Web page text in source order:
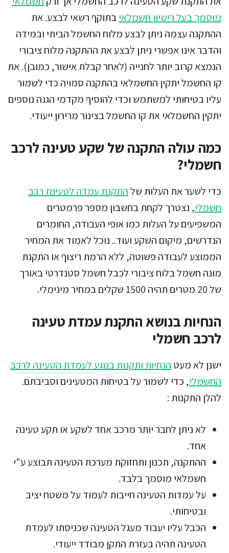
מוסמך בעל רישיון חשמלאיבתוקף רשאי לבצע. את
ההתקנה עצמה ניתן לבצע מלוח החשמל הביתי ובמידה
והדבר אינו אפשרי ניתן לבצע את ההתקנה מלוח ציבורי
הנמצא קרוב יותר לחנייה (לאחר קבלת אישור, כמובן). את
קו החשמל יתקין החשמלאי בהתקנה סמויה כדי לשמור
עליו בטיחותי למשתמש וכדי להוסיף מקדמי הגנה נוספים
יתקין החשמלאי את קו החשמל בצינור מרירון ייעודי.
כמה עולה התקנה של שקע טעינה לרכב
חשמלי?
כדי לשער את העלות שלהתקנת עמדה לטעינת רכב
חשמלי, נצטרך לקחת בחשבון מספר פרמטרים
המשפיעים על העלות כמו אופי העבודה, החומרים
הנדרשים, מיקום השקע ועוד.. נוכל לאמוד את המחיר
הממוצע לעבודה פשוטה, ללא הרמת ריצוף או התקנת
מונה חשמל בלוח ציבורי לכבל חשמל סטנדרטי באורך
של 20 מטרים תהיה 1500 שקלים במחיר מינימלי.
הנחיות בנושא התקנת עמדת טעינה
לרכב חשמלי
ישנן לא מעט הנחיות ותקנות בנוגע לעמדת הטעינה לרכב
החשמלי, כדי לשמור על בטיחות המטעינים וסביבתם.
להלן התקנות :
לא ניתן לחבר יותר מרכב אחד לשקע או תקע טעינה
אחד.
ההתקנה, תכנון ותחזוקת מערכת הטעינה תבוצע ע"י
חשמלאי מוסמך בלבד.
על עמדות הטעינה חייבות לעמוד על משטח יציב
ובטיחותי.
הכבל עליו יעבוד מעגל הטעינה שכניסתו לעמדת
הטעינה תהיה בעזרת התקן מבודד ייעודי.